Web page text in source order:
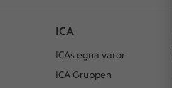
ICA
ICAs egna varor
ICA Gruppen